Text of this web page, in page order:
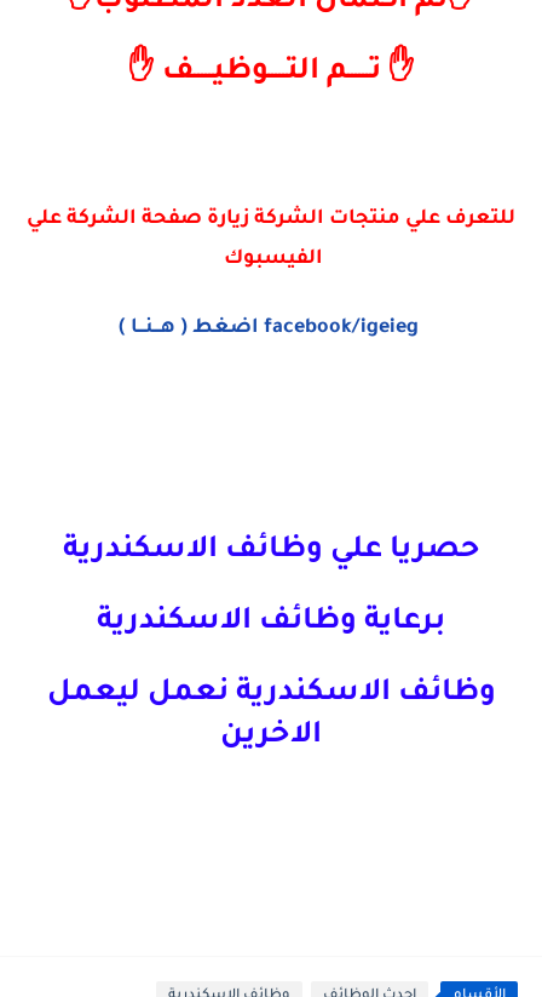
✋ تــــــم التـــــوظيـــــف ✋
للتعرف علي منتجات الشركة زيارة صفحة الشركة علي
الفيسبوك
حصريا علي وظائف الاسكندرية
برعاية وظائف الاسكندرية
وظائف الاسكندرية نعمل ليعمل
الاخرين